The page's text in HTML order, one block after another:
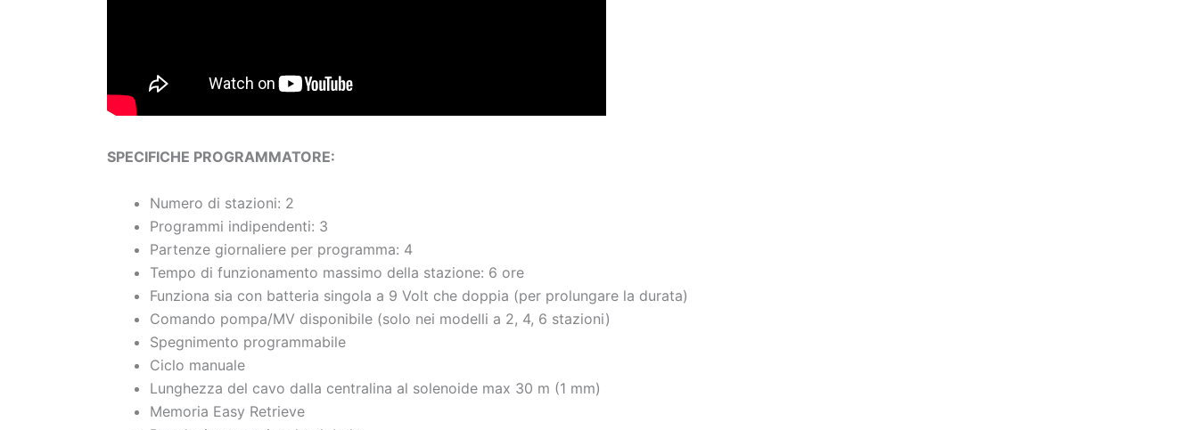
SPECIFICHE PROGRAMMATORE:
Numero di stazioni: 2
Programmi indipendenti: 3
Partenze giornaliere per programma: 4
Tempo di funzionamento massimo della stazione: 6 ore
Funziona sia con batteria singola a 9 Volt che doppia (per prolungare la durata)
Comando pompa/MV disponibile (solo nei modelli a 2, 4, 6 stazioni)
Spegnimento programmabile
Ciclo manuale
Lunghezza del cavo dalla centralina al solenoide max 30 m (1 mm)
Memoria Easy Retrieve